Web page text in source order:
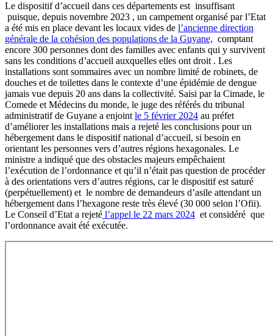
Le dispositif d’accueil dans ces départements est insuffisant
puisque, depuis novembre 2023 , un campement organisé par l’Etat
a été mis en place devant les locaux vides de l’ancienne direction
générale de la cohésion des populations de la Guyane, comptant
encore 300 personnes dont des familles avec enfants qui y survivent
sans les conditions d’accueil auxquelles elles ont droit . Les
installations sont sommaires avec un nombre limité de robinets, de
douches et de toilettes dans le contexte d’une épidémie de dengue
jamais vue depuis 20 ans dans la collectivité. Saisi par la Cimade, le
Comede et Médecins du monde, le juge des référés du tribunal
administratif de Guyane a enjointle 5 février 2024 au préfet
d’améliorer les installations mais a rejeté les conclusions pour un
hébergement dans le dispositif national d’accueil, si besoin en
orientant les personnes vers d’autres régions hexagonales. Le
ministre a indiqué que des obstacles majeurs empêchaient
l’exécution de l’ordonnance et qu’il n’était pas question de procéder
à des orientations vers d’autres régions, car le dispositif est saturé
(perpétuellement) et le nombre de demandeurs d’asile attendant un
hébergement dans l’hexagone reste très élevé (30 000 selon l’Ofii).
Le Conseil d’Etat a rejeté l’appel le 22 mars 2024 et considéré que
l’ordonnance avait été exécutée.